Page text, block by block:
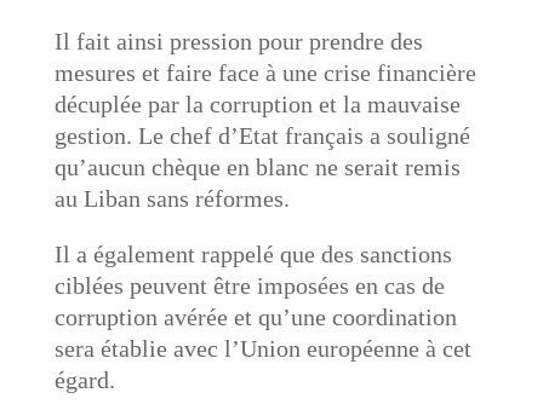
Il fait ainsi pression pour prendre des
mesures et faire face à une crise financière
décuplée par la corruption et la mauvaise
gestion. Le chef d’Etat français a souligné
qu’aucun chèque en blanc ne serait remis
au Liban sans réformes.
Il a également rappelé que des sanctions
ciblées peuvent être imposées en cas de
corruption avérée et qu’une coordination
sera établie avec l’Union européenne à cet
égard.